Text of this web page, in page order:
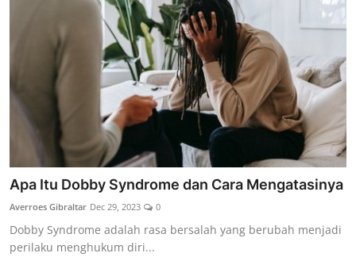
Apa Itu Dobby Syndrome dan Cara Mengatasinya
Averroes Gibraltar Dec 29, 2023 0
Dobby Syndrome adalah rasa bersalah yang berubah menjadi
perilaku menghukum diri...